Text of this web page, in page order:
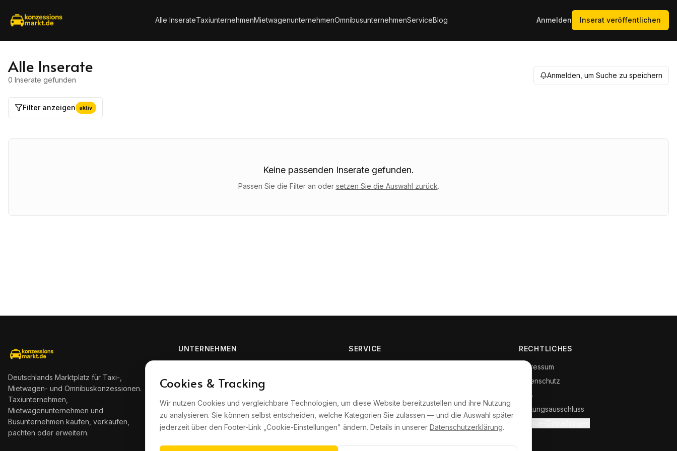
Alle InserateTaxiunternehmenMietwagenunternehmenOmnibusunternehmenServiceBlog Anmelden Inserat veröffentlichen
Alle Inserate
0 Inserate gefunden
Anmelden, um Suche zu speichern
Filter anzeigen aktiv
Keine passenden Inserate gefunden.
Passen Sie die Filter an oder setzen Sie die Auswahl zurück.
Deutschlands Marktplatz für Taxi-,
Mietwagen- und Omnibuskonzessionen.
Taxiunternehmen,
Mietwagenunternehmen und
Busunternehmen kaufen, verkaufen,
pachten oder erweitern.
UNTERNEHMEN
Taxiunternehmen
Inserat veröffentlichen
SERVICE
Statistiken
RECHTLICHES
Impressum
Datenschutz
AGB
Haftungsausschluss
Cookies & Tracking
Wir nutzen Cookies und vergleichbare Technologien, um diese Website bereitzustellen und ihre Nutzung
zu analysieren. Sie können selbst entscheiden, welche Kategorien Sie zulassen — und die Auswahl später
jederzeit über den Footer-Link „Cookie-Einstellungen" ändern. Details in unserer Datenschutzerklärung.